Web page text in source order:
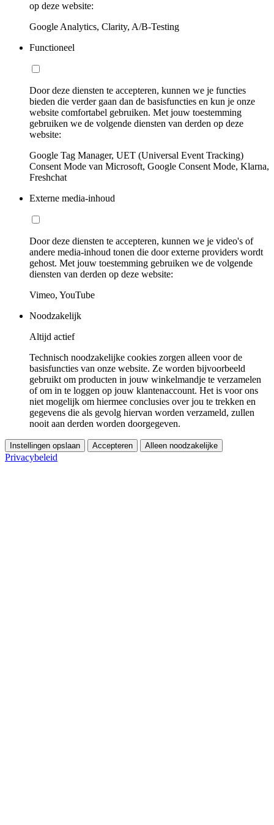
op deze website:
Google Analytics, Clarity, A/B-Testing
Functioneel
Door deze diensten te accepteren, kunnen we je functies
bieden die verder gaan dan de basisfuncties en kun je onze
website comfortabel gebruiken. Met jouw toestemming
gebruiken we de volgende diensten van derden op deze
website:
Google Tag Manager, UET (Universal Event Tracking)
Consent Mode van Microsoft, Google Consent Mode, Klarna,
Freshchat
Externe media-inhoud
Door deze diensten te accepteren, kunnen we je video's of
andere media-inhoud tonen die door externe providers wordt
gehost. Met jouw toestemming gebruiken we de volgende
diensten van derden op deze website:
Vimeo, YouTube
Noodzakelijk
Altijd actief
Technisch noodzakelijke cookies zorgen alleen voor de
basisfuncties van onze website. Ze worden bijvoorbeeld
gebruikt om producten in jouw winkelmandje te verzamelen
of om in te loggen op jouw klantenaccount. Het is voor ons
niet mogelijk om hiermee conclusies over jou te trekken en
gegevens die als gevolg hiervan worden verzameld, zullen
nooit aan derden worden doorgegeven.
Instellingen opslaan Accepteren Alleen noodzakelijke
Privacybeleid